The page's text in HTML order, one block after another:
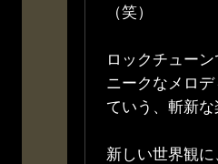
（笑）
ロックチュー
ニークなメロ
ていう、斬新な
新しい世界観